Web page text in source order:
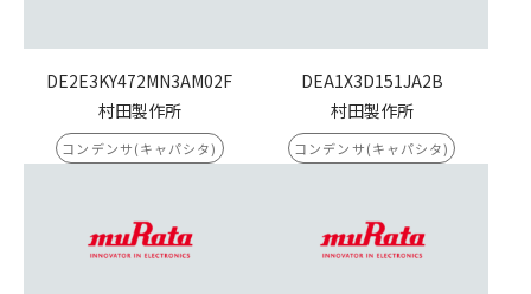
DE2E3KY472MN3AM02F
村田製作所
コンデンサ(キャパシタ)
DEA1X3D151JA2B
村田製作所
コンデンサ(キャパシタ)